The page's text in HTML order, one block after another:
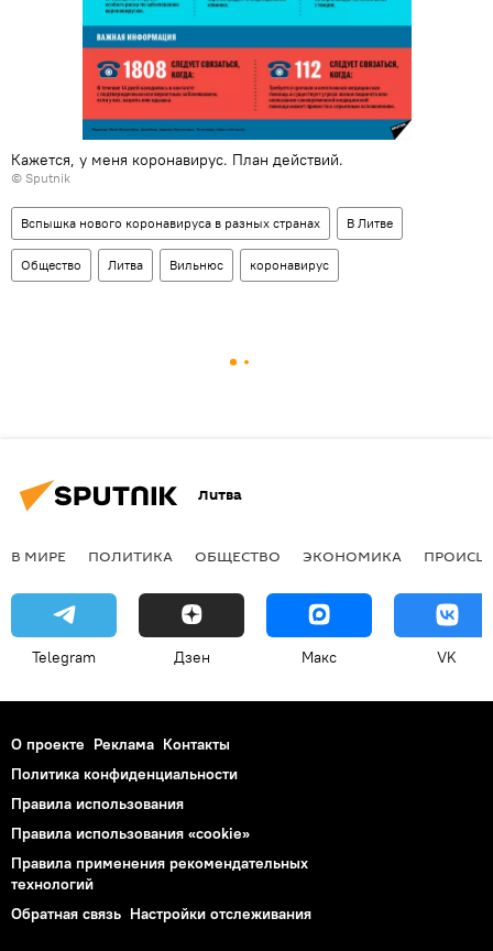
Кажется, у меня коронавирус. План действий.
© Sputnik
Вспышка нового коронавируса в разных странах В Литве
Общество Литва Вильнюс коронавирус
Литва
В МИРЕ ПОЛИТИКА ОБЩЕСТВО ЭКОНОМИКА
Telegram Дзен Макс VK
О проекте Реклама Контакты
Политика конфиденциальности
Правила использования
Правила использования «cookie»
Правила применения рекомендательных
технологий
Обратная связь Настройки отслеживания